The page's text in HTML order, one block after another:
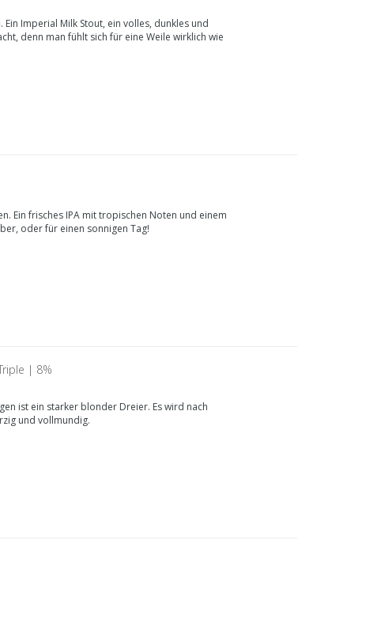
Imperial Milk Stout, ein volles, dunkles und
denn man fühlt sich für eine Weile wirklich wie
Ein frisches IPA mit tropischen Noten und einem
oder für einen sonnigen Tag!
| 8%
ist ein starker blonder Dreier. Es wird nach
und vollmundig.